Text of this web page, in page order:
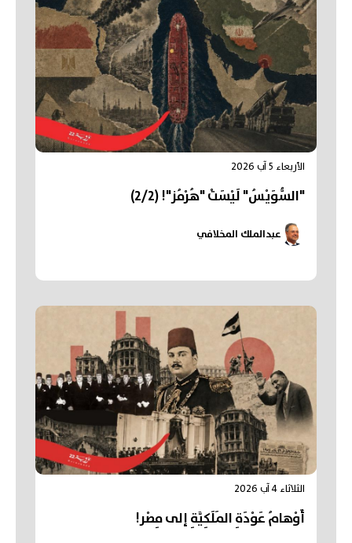
الأربعاء 5 آب 2026
"السُّوَيْسُ" لَيْسَتْ "هُرْمُز"! (2/2)
عبدالملك المخلافي
الثلاثاء 4 آب 2026
أَوْهامُ عَوْدَةِ المَلَكِيَّةِ إلى مِصْر!